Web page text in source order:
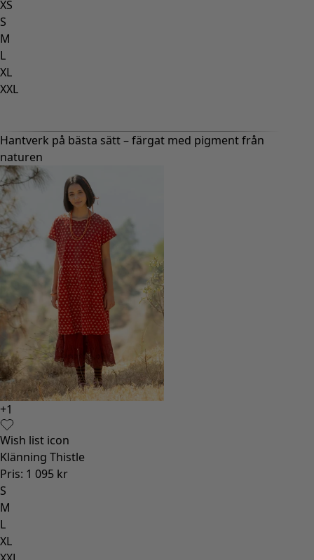
XS
S
M
L
XL
XXL
Hantverk på bästa sätt – färgat med pigment från
naturen
+1
Wish list icon
Klänning Thistle
Pris: 1 095 kr
S
M
L
XL